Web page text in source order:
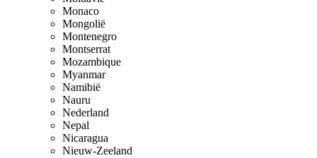
Monaco
Mongolië
Montenegro
Montserrat
Mozambique
Myanmar
Namibië
Nauru
Nederland
Nepal
Nicaragua
Nieuw-Zeeland